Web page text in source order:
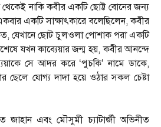
নাকি কবীর একটি ছোট্ট বোনের জন্য
একটি সাক্ষাৎকারে বলেছিলেন, কবীর
যেখানে ছোট চুলওলা পোশাক পরা একটি
যখন কাব্যেয়ার জন্ম হয়, কবীর আনন্দে
সে আদর করে ‘পুচকি’ নামে ডাকে,
ছেলে যোগ্য দাদা হয়ে ওঠার সকল চেষ্টা
জাহান এবং মৌসুমী চ্যাটার্জী অভিনীত